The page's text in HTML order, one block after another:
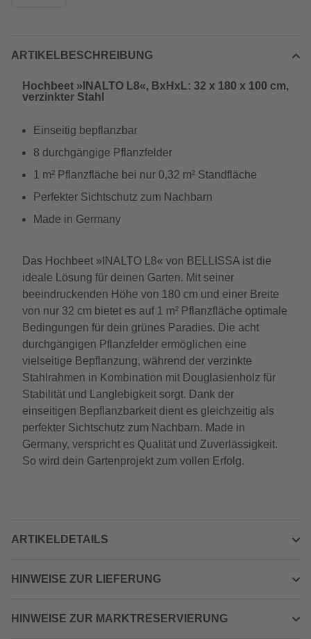
ARTIKELBESCHREIBUNG
Hochbeet »INALTO L8«, BxHxL: 32 x 180 x 100 cm,
verzinkter Stahl
Einseitig bepflanzbar
8 durchgängige Pflanzfelder
1 m² Pflanzfläche bei nur 0,32 m² Standfläche
Perfekter Sichtschutz zum Nachbarn
Made in Germany
Das Hochbeet »INALTO L8« von BELLISSA ist die
ideale Lösung für deinen Garten. Mit seiner
beeindruckenden Höhe von 180 cm und einer Breite
von nur 32 cm bietet es auf 1 m² Pflanzfläche optimale
Bedingungen für dein grünes Paradies. Die acht
durchgängigen Pflanzfelder ermöglichen eine
vielseitige Bepflanzung, während der verzinkte
Stahlrahmen in Kombination mit Douglasienholz für
Stabilität und Langlebigkeit sorgt. Dank der
einseitigen Bepflanzbarkeit dient es gleichzeitig als
perfekter Sichtschutz zum Nachbarn. Made in
Germany, verspricht es Qualität und Zuverlässigkeit.
So wird dein Gartenprojekt zum vollen Erfolg.
ARTIKELDETAILS
HINWEISE ZUR LIEFERUNG
HINWEISE ZUR MARKTRESERVIERUNG